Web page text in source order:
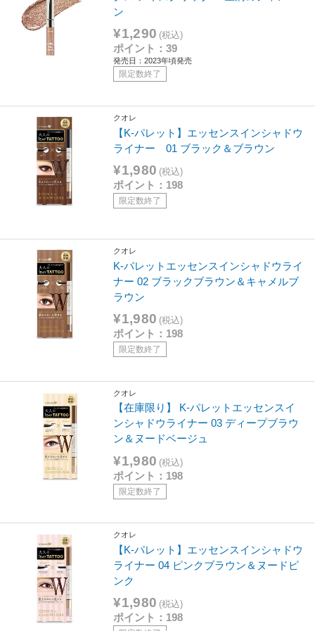
ン
¥1,290 (税込)
ポイント：39
発売日：2023年頃発売
限定数終了
クオレ
【K-パレット】エッセンスインシャドウ
ライナー 01 ブラック＆ブラウン
¥1,980 (税込)
ポイント：198
限定数終了
クオレ
K-パレットエッセンスインシャドウライ
ナー 02 ブラックブラウン＆キャメルブ
ラウン
¥1,980 (税込)
ポイント：198
限定数終了
クオレ
【在庫限り】 K-パレットエッセンスイ
ンシャドウライナー 03 ディープブラウ
ン＆ヌードベージュ
¥1,980 (税込)
ポイント：198
限定数終了
クオレ
【K-パレット】エッセンスインシャドウ
ライナー 04 ピンクブラウン＆ヌードピ
ンク
¥1,980 (税込)
ポイント：198